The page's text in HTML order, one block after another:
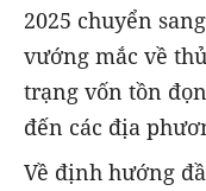
2025 chuyển
vướng mắc về
trạng vốn tồn
đến các địa
Về định hướng